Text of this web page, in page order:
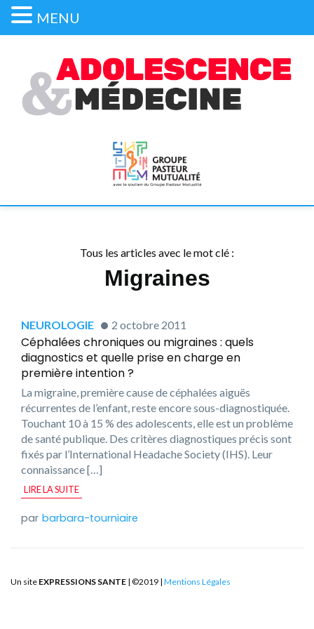
Tous les articles avec le mot clé :
Migraines
NEUROLOGIE 2 octobre 2011
Céphalées chroniques ou migraines : quels
diagnostics et quelle prise en charge en
première intention ?
La migraine, première cause de céphalées aiguës
récurrentes de l’enfant, reste encore sous-diagnostiquée.
Touchant 10 à 15 % des adolescents, elle est un problème
de santé publique. Des critères diagnostiques précis sont
fixés par l’International Headache Society (IHS). Leur
connaissance […]
LIRE LA SUITE
barbara-tourniaire
Un site EXPRESSIONS SANTE | ©2019 | Mentions Légales
MENU